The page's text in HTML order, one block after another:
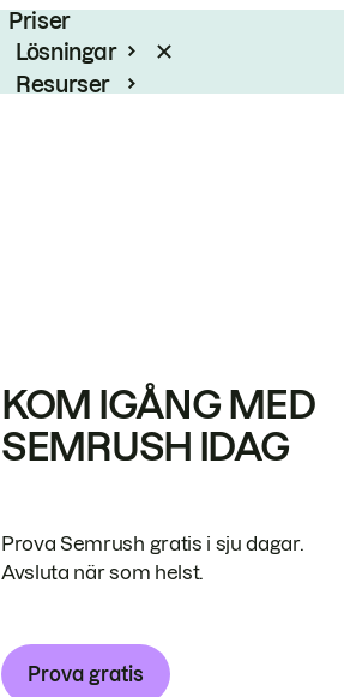
Priser
Lösningar
Resurser
KOM IGÅNG MED
SEMRUSH IDAG
Prova Semrush gratis i sju dagar.
Avsluta när som helst.
Prova gratis